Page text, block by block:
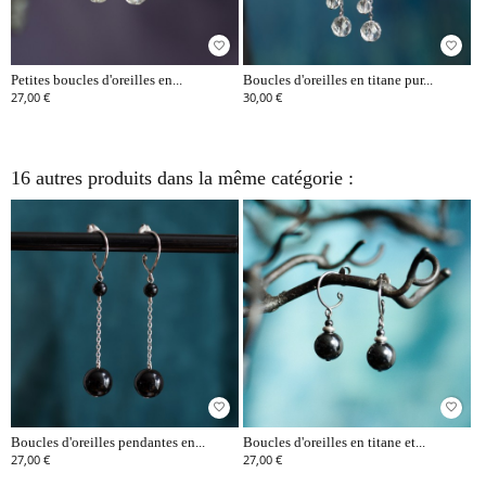
favorite_border
Petites boucles d'oreilles en...
27,00 €
favorite_border
Boucles d'oreilles en titane pur...
30,00 €
16 autres produits dans la même catégorie :
favorite_border
Boucles d'oreilles pendantes en...
27,00 €
favorite_border
Boucles d'oreilles en titane et...
27,00 €